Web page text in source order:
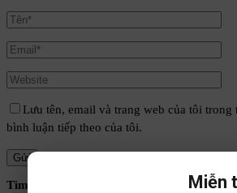
Lưu tên, email và trang web của tôi
bình luận tiếp theo của tôi.
Tìm kiếm Miễn